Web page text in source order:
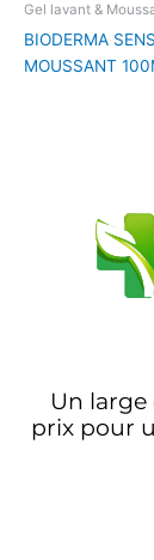
Gel lavant &
BIODERMA
MOUSSANT
Un
prix pour